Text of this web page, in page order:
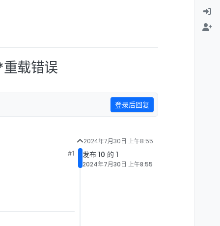
载错误
登录后回复
#1
2024年7月30日 上午8:55
发布 10 的 1
2024年7月30日 上午8:55